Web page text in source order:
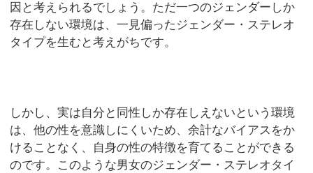
因と考えられるでしょう。ただ一つのジェンダーしか
存在しない環境は、一見偏ったジェンダー・ステレオ
タイプを生むと考えがちです。
しかし、実は自分と同性しか存在しえないという環境
は、他の性を意識しにくいため、余計なバイアスをか
けることなく、自身の性の特徴を育てることができる
のです。このような男女のジェンダー・ステレオタイ